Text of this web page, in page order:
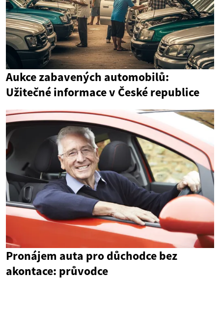
Aukce zabavených automobilů:
Užitečné informace v České republice
Pronájem auta pro důchodce bez
akontace: průvodce